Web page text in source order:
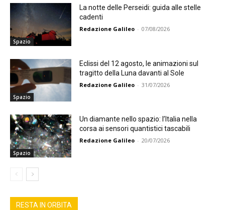
Spazio
La notte delle Perseidi: guida alle stelle
cadenti
Redazione Galileo - 07/08/2026
Spazio
Eclissi del 12 agosto, le animazioni sul
tragitto della Luna davanti al Sole
Redazione Galileo - 31/07/2026
Spazio
Un diamante nello spazio: l’Italia nella
corsa ai sensori quantistici tascabili
Redazione Galileo - 20/07/2026
RESTA IN ORBITA